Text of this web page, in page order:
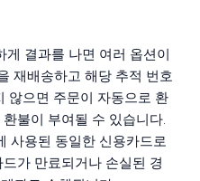
결과를 나면 여러 옵션이
재배송하고 해당 추적 번호
않으면 주문이 자동으로 환
불이 부여될 수 있습니다.
사용된 동일한 신용카드로
가 만료되거나 손실된 경